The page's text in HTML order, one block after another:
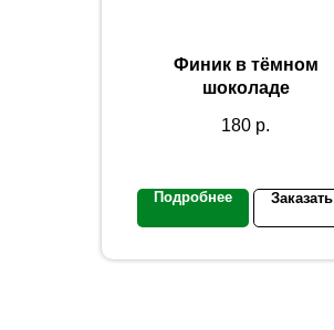
Финик в тёмном
шоколаде
180 р.
Подробнее Заказать